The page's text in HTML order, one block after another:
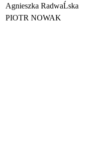
Agnieszka RadwaĹska
PIOTR NOWAK